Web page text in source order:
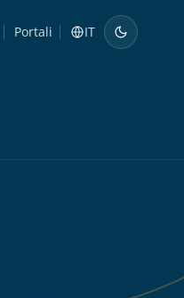
Portali IT